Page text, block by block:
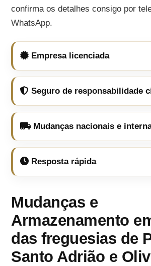
confirma os detalhes consigo por
WhatsApp.
Empresa licenciada
Seguro de responsabilidade
Mudanças nacionais e
Resposta rápida
Mudanças e
Armazenamento
das freguesias de
Santo Adrião e